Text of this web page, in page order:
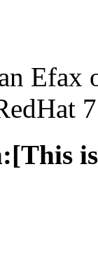
Efax